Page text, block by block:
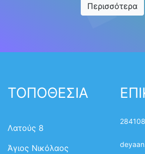
Περισσότερα
ΤΟΠΟΘΕΣΙΑ
Λατούς 8
Άγιος Νικόλαος